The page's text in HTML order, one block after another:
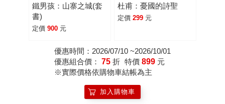
鐵男孩：山寨之城(套
書)
定價 900 元
杜甫：憂國的詩聖
定價 299 元
優惠時間：2026/07/10 ~2026/10/01
優惠組合價： 75 折 特價 899 元
※實際價格依購物車結帳為主
加入購物車